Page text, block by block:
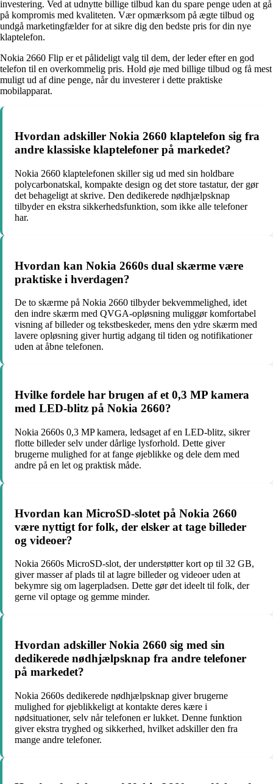
investering. Ved at udnytte billige tilbud kan du spare penge uden at gå
på kompromis med kvaliteten. Vær opmærksom på ægte tilbud og
undgå marketingfælder for at sikre dig den bedste pris for din nye
klaptelefon.
Nokia 2660 Flip er et pålideligt valg til dem, der leder efter en god
telefon til en overkommelig pris. Hold øje med billige tilbud og få mest
muligt ud af dine penge, når du investerer i dette praktiske
mobilapparat.
Hvordan adskiller Nokia 2660 klaptelefon sig fra
andre klassiske klaptelefoner på markedet?
Nokia 2660 klaptelefonen skiller sig ud med sin holdbare
polycarbonatskal, kompakte design og det store tastatur, der gør
det behageligt at skrive. Den dedikerede nødhjælpsknap
tilbyder en ekstra sikkerhedsfunktion, som ikke alle telefoner
har.
Hvordan kan Nokia 2660s dual skærme være
praktiske i hverdagen?
De to skærme på Nokia 2660 tilbyder bekvemmelighed, idet
den indre skærm med QVGA-opløsning muliggør komfortabel
visning af billeder og tekstbeskeder, mens den ydre skærm med
lavere opløsning giver hurtig adgang til tiden og notifikationer
uden at åbne telefonen.
Hvilke fordele har brugen af et 0,3 MP kamera
med LED-blitz på Nokia 2660?
Nokia 2660s 0,3 MP kamera, ledsaget af en LED-blitz, sikrer
flotte billeder selv under dårlige lysforhold. Dette giver
brugerne mulighed for at fange øjeblikke og dele dem med
andre på en let og praktisk måde.
Hvordan kan MicroSD-slotet på Nokia 2660
være nyttigt for folk, der elsker at tage billeder
og videoer?
Nokia 2660s MicroSD-slot, der understøtter kort op til 32 GB,
giver masser af plads til at lagre billeder og videoer uden at
bekymre sig om lagerpladsen. Dette gør det ideelt til folk, der
gerne vil optage og gemme minder.
Hvordan adskiller Nokia 2660 sig med sin
dedikerede nødhjælpsknap fra andre telefoner
på markedet?
Nokia 2660s dedikerede nødhjælpsknap giver brugerne
mulighed for øjeblikkeligt at kontakte deres kære i
nødsituationer, selv når telefonen er lukket. Denne funktion
giver ekstra tryghed og sikkerhed, hvilket adskiller den fra
mange andre telefoner.